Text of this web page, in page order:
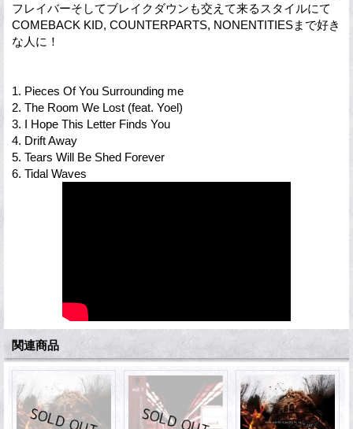
フレイバーそしてブレイクダウンも交えて来るスタイルにて
COMEBACK KID, COUNTERPARTS, NONENTITIESまで好き
な人に！
1. Pieces Of You Surrounding me
2. The Room We Lost (feat. Yoel)
3. I Hope This Letter Finds You
4. Drift Away
5. Tears Will Be Shed Forever
6. Tidal Waves
関連商品